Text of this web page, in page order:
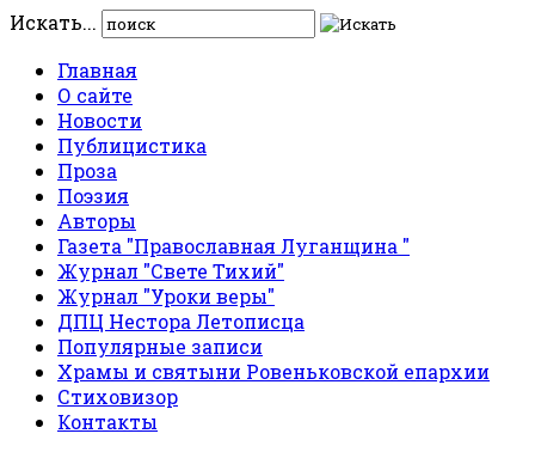
Искать...
Главная
О сайте
Новости
Публицистика
Проза
Поэзия
Авторы
Газета "Православная Луганщина "
Журнал "Свете Тихий"
Журнал "Уроки веры"
ДПЦ Нестора Летописца
Популярные записи
Храмы и святыни Ровеньковской епархии
Стиховизор
Контакты